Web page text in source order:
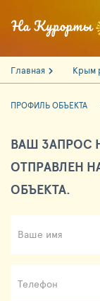
Главная Крым
ПРОФИЛЬ ОБЪЕКТА
ВАШ ЗАПРОС
ОТПРАВЛЕН
ОБЪЕКТА.
Ваше имя
Телефон